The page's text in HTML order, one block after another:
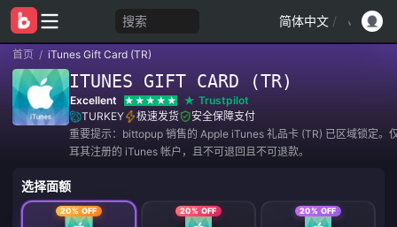
搜索 简体中文 /
首页 / iTunes Gift Card (TR)
ITUNES GIFT CARD (TR)
Excellent
Trustpilot
TURKEY
极速发货
安全保障支付
重要提示：bittopup 销售的 Apple iTunes 礼品卡 (TR) 已区域锁定。
耳其注册的 iTunes 帐户，且不可退回且不可退款。
选择面额
20% OFF 20% OFF 20% OFF